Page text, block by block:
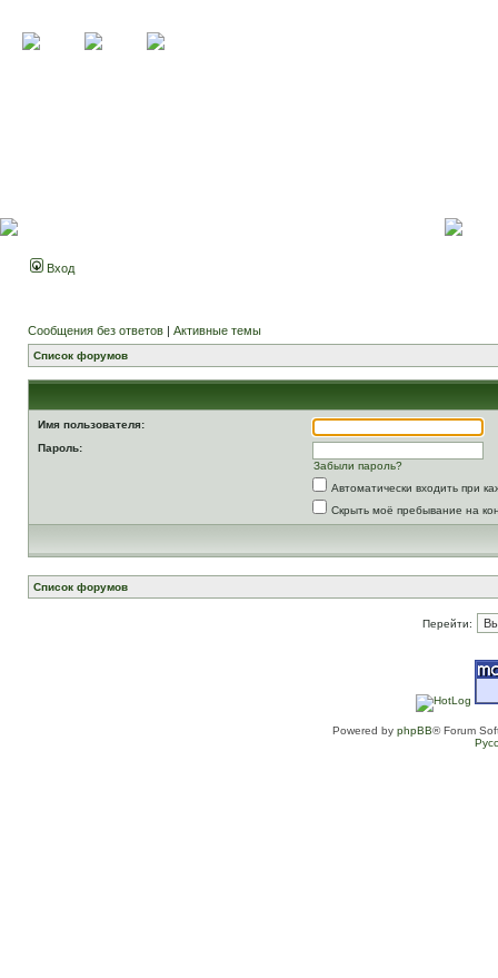
Вход
Сообщения без ответов | Активные темы
Список форумов
Имя пользователя:
Пароль:
Забыли пароль?
Автоматически входить при
Скрыть моё пребывание на
Список форумов
Перейти:
Powered by phpBB® Forum